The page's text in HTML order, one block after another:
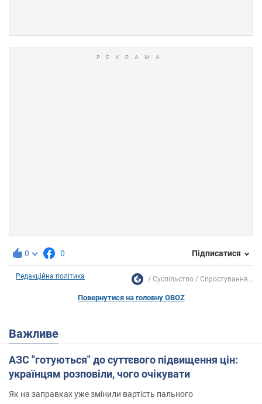
0 0 Підписатися
Редакційна політика Суспільство Спростування...
Повернутися на головну OBOZ
Важливе
АЗС "готуються" до суттєвого підвищення цін:
українцям розповіли, чого очікувати
Як на заправках уже змінили вартість пального